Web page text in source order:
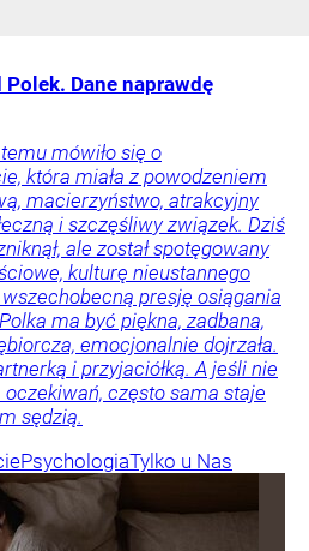
Dane naprawdę
mówiło się o
która miała z powodzeniem
macierzyństwo, atrakcyjny
i szczęśliwy związek. Dziś
ale został spotęgowany
kulturę nieustannego
presję osiągania
ma być piękna, zadbana,
emocjonalnie dojrzała.
i przyjaciółką. A jeśli nie
często sama staje
sędzią.
PsychologiaTylko u Nas